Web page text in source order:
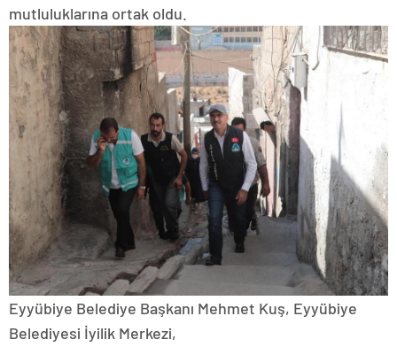
mutluluklarına ortak oldu.
Eyyübiye Belediye Başkanı Mehmet Kuş, Eyyübiye
Belediyesi İyilik Merkezi,